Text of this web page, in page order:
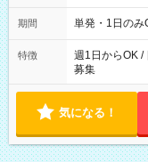
～21：00
期間 単発・1日のみ
特徴
週1日からOK /
募集
気になる！